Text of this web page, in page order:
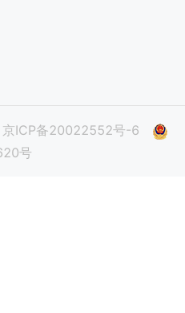
京ICP备20022552号-6
号